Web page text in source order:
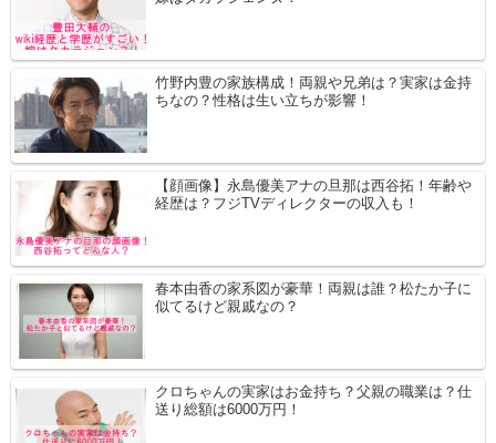
竹野内豊の家族構成！両親や兄弟は？実家は金持
ちなの？性格は生い立ちが影響！
【顔画像】永島優美アナの旦那は西谷拓！年齢や
経歴は？フジTVディレクターの収入も！
春本由香の家系図が豪華！両親は誰？松たか子に
似てるけど親戚なの？
クロちゃんの実家はお金持ち？父親の職業は？仕
送り総額は6000万円！